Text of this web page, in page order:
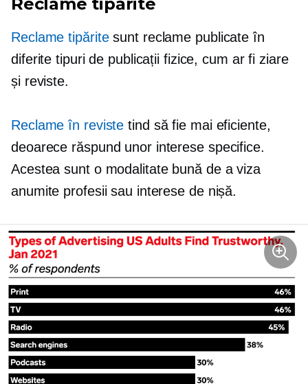
Reclame tipăritesunt reclame publicate în
diferite tipuri de publicații fizice, cum ar fi ziare
și reviste.
Reclame în reviste tind să fie mai eficiente,
deoarece răspund unor interese specifice.
Acestea sunt o modalitate bună de a viza
anumite profesii sau interese de nișă.